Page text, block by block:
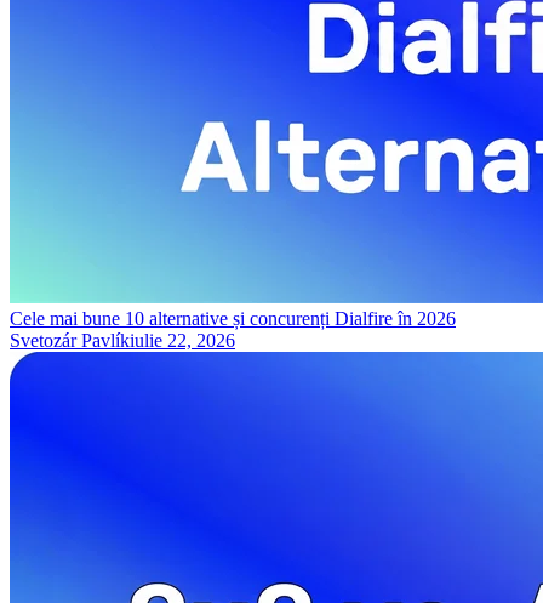
Cele mai bune 10 alternative și concurenți Dialfire în 2026
Svetozár Pavlíkiulie 22, 2026